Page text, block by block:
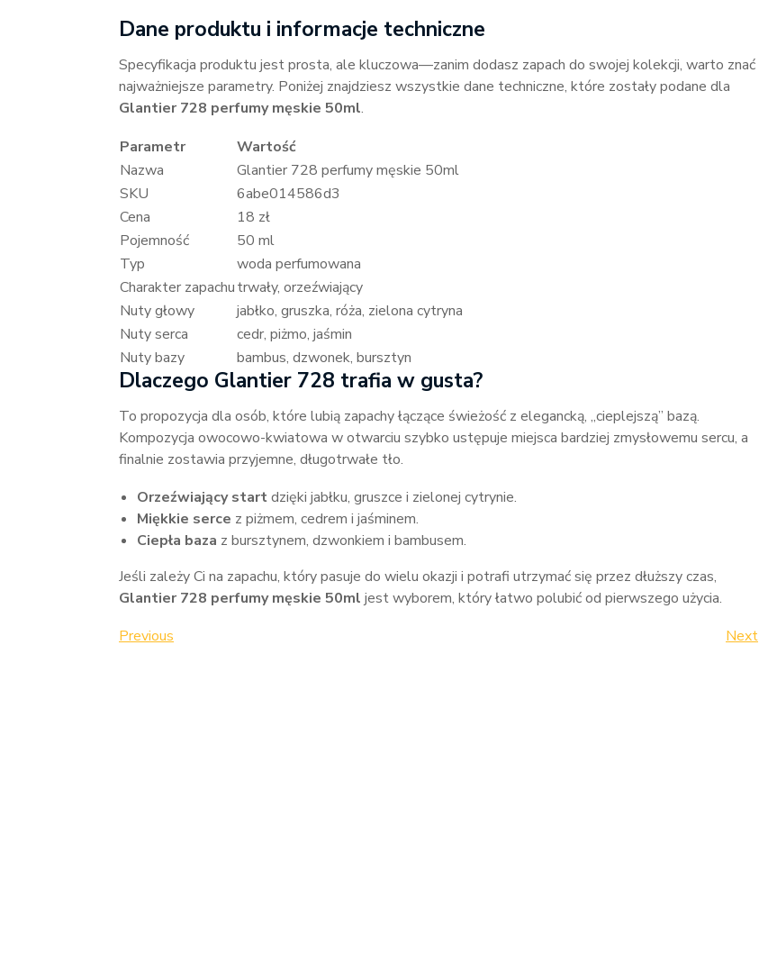
Dane produktu i informacje techniczne
Specyfikacja produktu jest prosta, ale kluczowa—zanim dodasz zapach do swojej kolekcji, warto znać
najważniejsze parametry. Poniżej znajdziesz wszystkie dane techniczne, które zostały podane dla
Glantier 728 perfumy męskie 50ml.
Parametr
Wartość
Nazwa
Glantier 728 perfumy męskie 50ml
SKU
6abe014586d3
Cena
18 zł
Pojemność
50 ml
Typ
woda perfumowana
Charakter zapachutrwały, orzeźwiający
Nuty głowy
jabłko, gruszka, róża, zielona cytryna
Nuty serca
cedr, piżmo, jaśmin
Nuty bazy
bambus, dzwonek, bursztyn
Dlaczego Glantier 728 trafia w gusta?
To propozycja dla osób, które lubią zapachy łączące świeżość z elegancką, „cieplejszą” bazą.
Kompozycja owocowo-kwiatowa w otwarciu szybko ustępuje miejsca bardziej zmysłowemu sercu, a
finalnie zostawia przyjemne, długotrwałe tło.
Orzeźwiający startdzięki jabłku, gruszce i zielonej cytrynie.
Miękkie serce z piżmem, cedrem i jaśminem.
Ciepła baza z bursztynem, dzwonkiem i bambusem.
Jeśli zależy Ci na zapachu, który pasuje do wielu okazji i potrafi utrzymać się przez dłuższy czas,
Glantier 728 perfumy męskie 50ml jest wyborem, który łatwo polubić od pierwszego użycia.
Nawigacja
Previous
Previous
Next
Next